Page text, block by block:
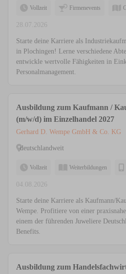
Vollzeit Firmenevents
28.07.2026
Starte deine Karriere als
in Plochingen! Lerne verschiedene
entwickle wertvolle Fähigkeiten in
Personalmanagement.
Ausbildung zum Kaufmann /
(m/w/d) im Einzelhandel 2027
Gerhard D. Wempe GmbH & Co. KG
deutschlandweit
Vollzeit Weiterbildungen
04.08.2026
Starte deine Karriere als Kaufmann/
Wempe. Profitiere von einer
einem der führenden Juweliere
Benefits.
Ausbildung zum